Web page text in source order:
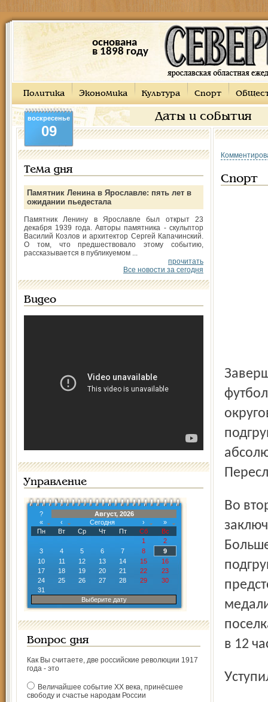
основана
в 1898 году
Политика Экономика Культура Спорт
Даты и события
воскресенье
09
Тема дня
Памятник Ленина в Ярославле: пять лет в
ожидании пьедестала
Памятник Ленину в Ярославле был открыт 23
декабря 1939 года. Авторы памятника - скульптор
Василий Козлов и архитектор Сергей Капачинский.
О том, что предшествовало этому событию,
рассказывается в публикуемом ...
прочитать
Все новости за сегодня
Видео
Управление
?
Август, 2026
«
‹ Сегодня ›
»
Пн
Вт Ср Чт Пт Сб
Вс
1
2
3
4 5 6 7 8
9
10
11 12 13 14 15
16
17
18 19 20 21 22
23
24
25 26 27 28 29
30
31
Выберите дату
Вопрос дня
Как Вы считаете, две российские революции 1917
года - это
Величайшее событие ХХ века, принёсшее
свободу и счастье народам России
Спорт
Завершился первый этап областного турнира по мини-
Во второй подгруппе судьба путевки в финал решалась в
в 12